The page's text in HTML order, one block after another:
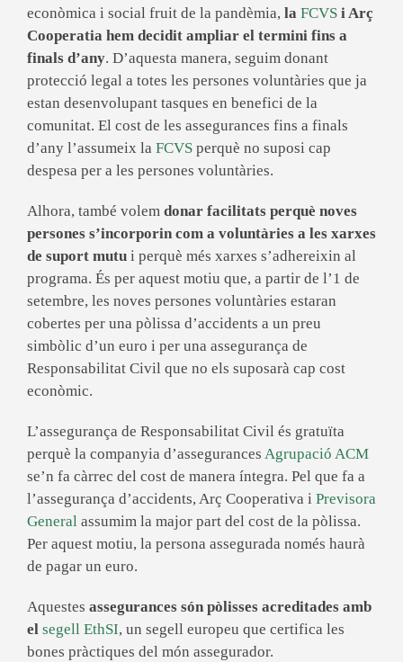
econòmica i social fruit de la pandèmia, la FCVS i Arç
Cooperatia hem decidit ampliar el termini fins a
finals d’any. D’aquesta manera, seguim donant
protecció legal a totes les persones voluntàries que ja
estan desenvolupant tasques en benefici de la
comunitat. El cost de les assegurances fins a finals
d’any l’assumeix la FCVS perquè no suposi cap
despesa per a les persones voluntàries.
Alhora, també volem donar facilitats perquè noves
persones s’incorporin com a voluntàries a les xarxes
de suport mutu i perquè més xarxes s’adhereixin al
programa. És per aquest motiu que, a partir de l’1 de
setembre, les noves persones voluntàries estaran
cobertes per una pòlissa d’accidents a un preu
simbòlic d’un euro i per una assegurança de
Responsabilitat Civil que no els suposarà cap cost
econòmic.
L’assegurança de Responsabilitat Civil és gratuïta
perquè la companyia d’assegurances Agrupació ACM
se’n fa càrrec del cost de manera íntegra. Pel que fa a
l’assegurança d’accidents, Arç Cooperativa i Previsora
General assumim la major part del cost de la pòlissa.
Per aquest motiu, la persona assegurada només haurà
de pagar un euro.
Aquestes assegurances són pòlisses acreditades amb
el segell EthSI, un segell europeu que certifica les
bones pràctiques del món assegurador.